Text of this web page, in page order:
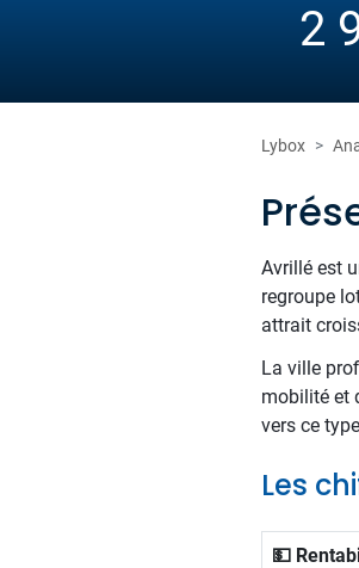
2
Lybox
Avrillé est
regroupe
attrait
La ville
mobilité et
vers ce
Les
💵